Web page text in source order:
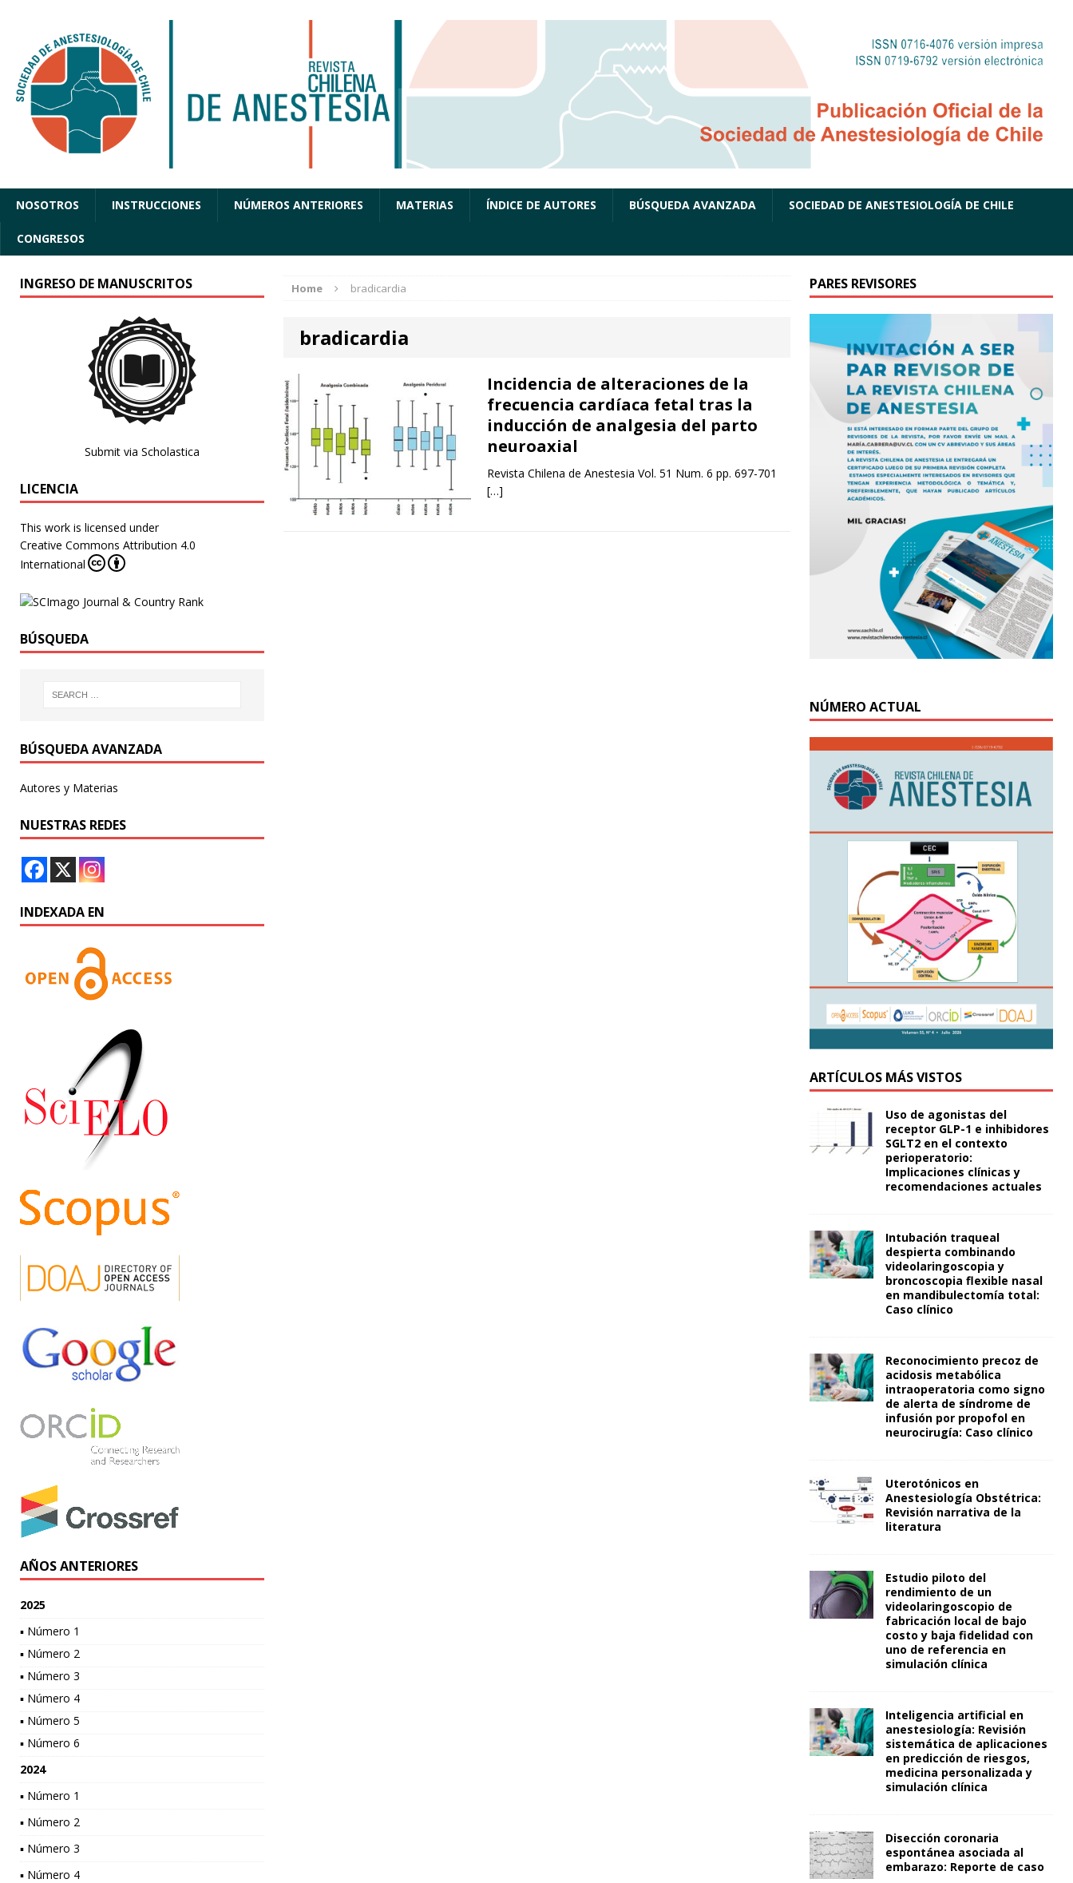
NOSOTROS INSTRUCCIONES NÚMEROS ANTERIORES MATERIAS ÍNDICE DE AUTORES BÚSQUEDA AVANZADA SOCIEDAD DE ANESTESIOLOGÍA DE CHILE
CONGRESOS
Home bradicardia
bradicardia
Incidencia de alteraciones de la
frecuencia cardíaca fetal tras la
inducción de analgesia del parto
neuroaxial
Revista Chilena de Anestesia Vol. 51 Num. 6 pp. 697-701
[…]
INGRESO DE MANUSCRITOS
Submit via Scholastica
LICENCIA
This work is licensed under
Creative Commons Attribution 4.0
International
BÚSQUEDA
BÚSQUEDA AVANZADA
Autores y Materias
NUESTRAS REDES
INDEXADA EN
AÑOS ANTERIORES
2025
▪ Número 1
▪ Número 2
▪ Número 3
▪ Número 4
▪ Número 5
▪ Número 6
2024
▪ Número 1
▪ Número 2
▪ Número 3
▪ Número 4
PARES REVISORES
NÚMERO ACTUAL
ARTÍCULOS MÁS VISTOS
Uso de agonistas del
receptor GLP-1 e inhibidores
SGLT2 en el contexto
perioperatorio:
Implicaciones clínicas y
recomendaciones actuales
Intubación traqueal
despierta combinando
videolaringoscopia y
broncoscopia flexible nasal
en mandibulectomía total:
Caso clínico
Reconocimiento precoz de
acidosis metabólica
intraoperatoria como signo
de alerta de síndrome de
infusión por propofol en
neurocirugía: Caso clínico
Uterotónicos en
Anestesiología Obstétrica:
Revisión narrativa de la
literatura
Estudio piloto del
rendimiento de un
videolaringoscopio de
fabricación local de bajo
costo y baja fidelidad con
uno de referencia en
simulación clínica
Inteligencia artificial en
anestesiología: Revisión
sistemática de aplicaciones
en predicción de riesgos,
medicina personalizada y
simulación clínica
Disección coronaria
espontánea asociada al
embarazo: Reporte de caso